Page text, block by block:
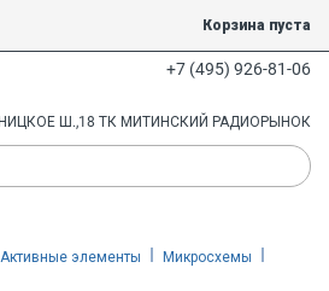
Корзина пуста
+7 (495) 926-81-06
Ш.,18 ТК МИТИНСКИЙ РАДИОРЫНОК
Активные элементы
Микросхемы